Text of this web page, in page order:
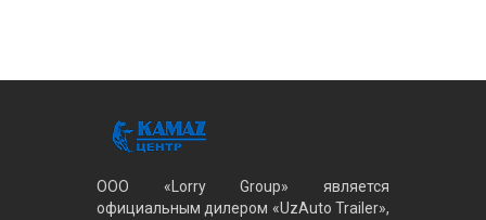
ООО «Lorry Group» является
официальным дилером «UzAuto Trailer»,